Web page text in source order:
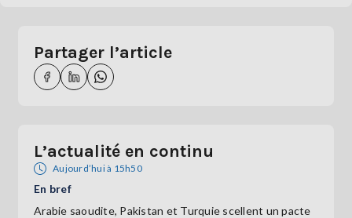
Partager l’article
L’actualité en continu
Aujourd’hui à 15h50
En bref
Arabie saoudite, Pakistan et Turquie scellent un pacte